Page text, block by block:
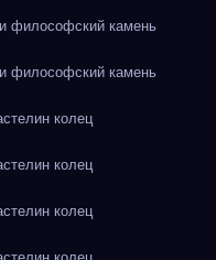
философский камень
философский камень
колец
колец
колец